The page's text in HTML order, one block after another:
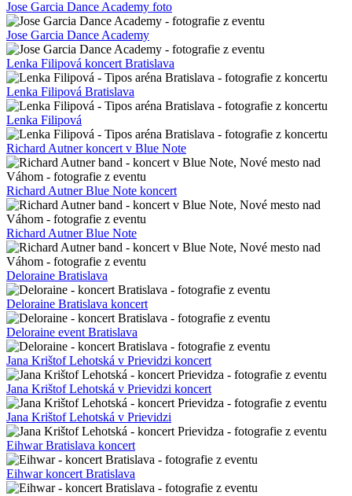
Jose Garcia Dance Academy foto
Jose Garcia Dance Academy
Lenka Filipová koncert Bratislava
Lenka Filipová Bratislava
Lenka Filipová
Richard Autner koncert v Blue Note
Richard Autner Blue Note koncert
Richard Autner Blue Note
Deloraine Bratislava
Deloraine Bratislava koncert
Deloraine event Bratislava
Jana Krištof Lehotská v Prievidzi koncert
Jana Krištof Lehotská v Prievidzi koncert
Jana Krištof Lehotská v Prievidzi
Eihwar Bratislava koncert
Eihwar koncert Bratislava